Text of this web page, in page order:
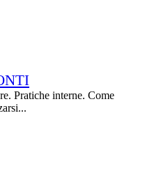
Pratiche interne. Come